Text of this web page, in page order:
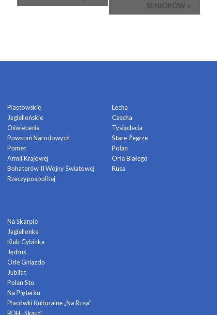
SENIORÓW »
Piastowskie
Jagiellońskie
Oświecenia
Powstań Narodowych
Pomet
Armii Krajowej
Bohaterów II Wojny Światowej
Rzeczypospolitej
Lecha
Czecha
Tysiąclecia
Stare Żegrze
Polan
Orła Białego
Rusa
Na Skarpie
Jagiellonka
Klub Cybinka
Jędruś
Orle Gniazdo
Jubilat
Polan Sto
Na Pięterku
Placówki Kulturalne „Na Rusa”
RDH „Skaut”